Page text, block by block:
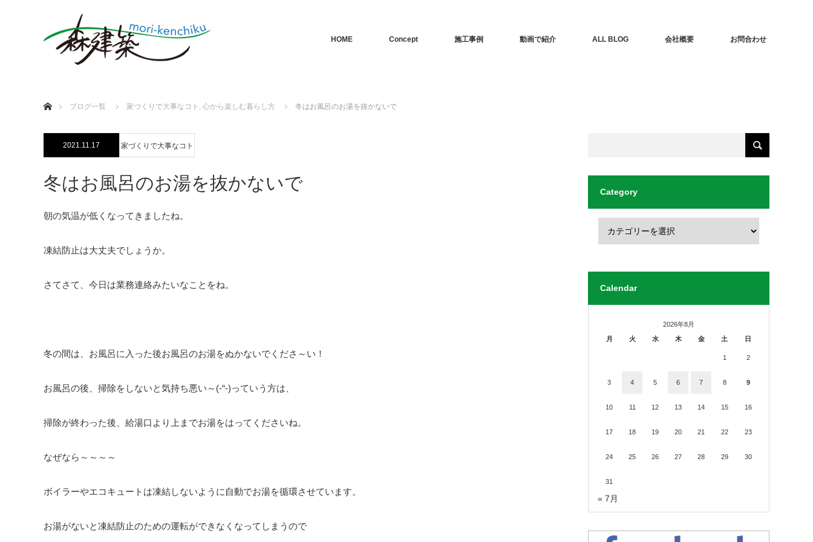
HOME Concept 施工事例 動画で紹介 ALL BLOG 会社概要 お問合わせ
ブログ一覧
家づくりで大事なコト , 心から楽しむ暮らし方 冬はお風呂のお湯を抜かないで
2021.11.17 家づくりで大事なコト
冬はお風呂のお湯を抜かないで
朝の気温が低くなってきましたね。
凍結防止は大丈夫でしょうか。
さてさて、今日は業務連絡みたいなことをね。
冬の間は、お風呂に入った後お風呂のお湯をぬかないでくださ～い！
お風呂の後、掃除をしないと気持ち悪い～(-“-)っていう方は、
掃除が終わった後、給湯口より上までお湯をはってくださいね。
なぜなら～～～～
ボイラーやエコキュートは凍結しないように自動でお湯を循環させています。
お湯がないと凍結防止のための運転ができなくなってしまうので
Category
Calendar
2026年8月
月
火 水 木 金 土 日
1 2
3 4 5 6 7 8 9
10 11 12 13 14 15 16
17 18 19 20 21 22 23
24 25 26 27 28 29 30
31
« 7月